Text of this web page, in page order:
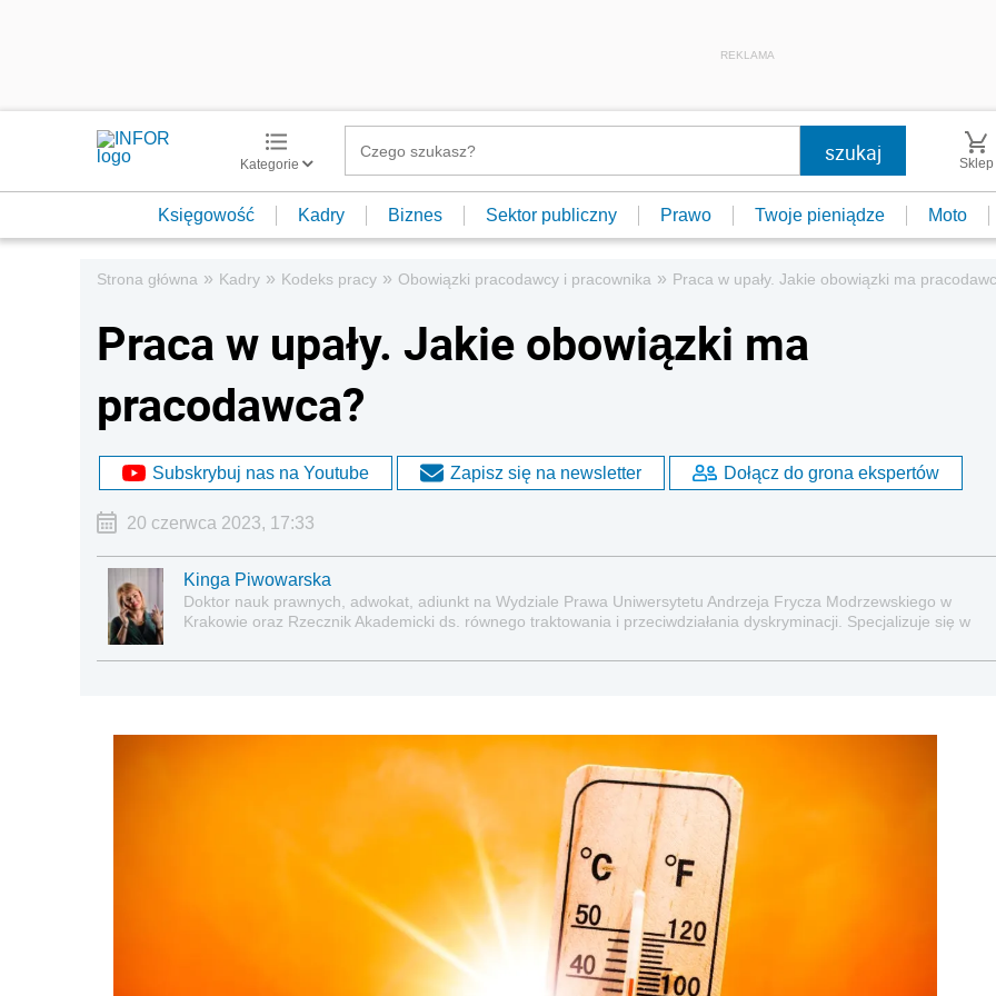
REKLAMA
Kategorie Sklep
Księgowość Kadry Biznes Sektor publiczny Prawo Twoje pieniądze Moto
Strona główna » Kadry » Kodeks pracy » Obowiązki pracodawcy i pracownika » Praca w upały. Jakie obowiązki ma
Praca w upały. Jakie obowiązki ma
pracodawca?
Subskrybuj nas na Youtube Zapisz się na newsletter Dołącz do grona ekspertów
20 czerwca 2023, 17:33
Kinga Piwowarska
Doktor nauk prawnych, adwokat, adiunkt na Wydziale Prawa Uniwersytetu Andrzeja Frycza Modrzewskiego w
Krakowie oraz Rzecznik Akademicki ds. równego traktowania i przeciwdziałania dyskryminacji. Specjalizuje się w
socjalną.